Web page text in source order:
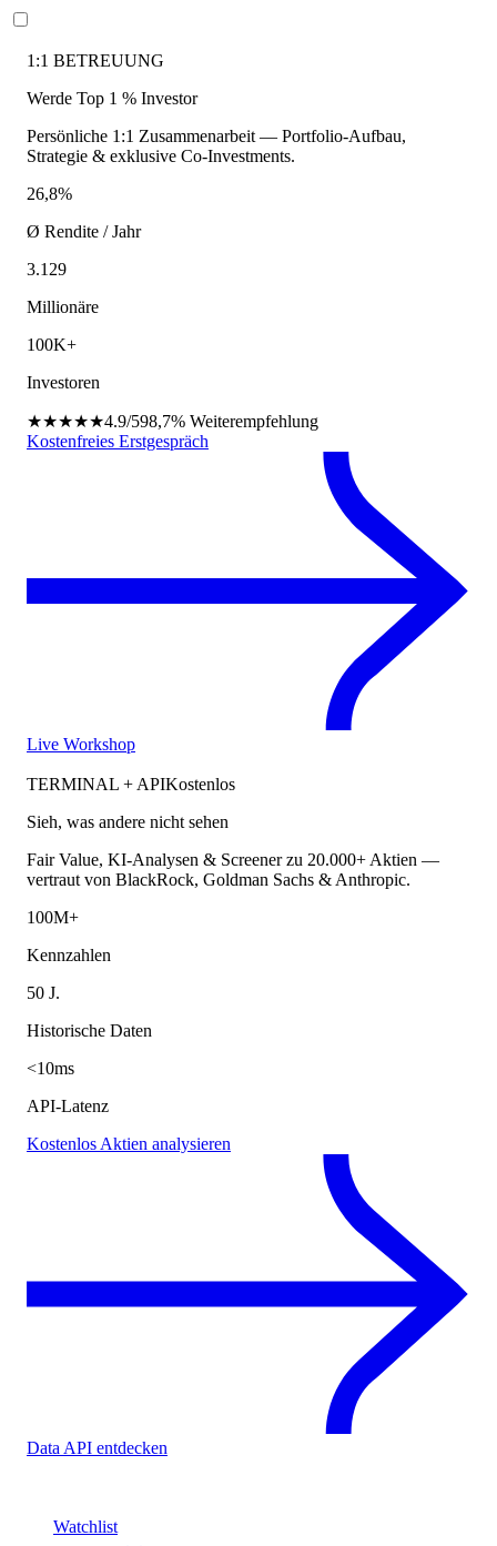
1:1 BETREUUNG
Werde Top 1 % Investor
Persönliche 1:1 Zusammenarbeit — Portfolio-Aufbau,
Strategie & exklusive Co-Investments.
26,8%
Ø Rendite / Jahr
3.129
Millionäre
100K+
Investoren
★★★★★4.9/598,7% Weiterempfehlung
Kostenfreies Erstgespräch
Live Workshop
TERMINAL + APIKostenlos
Sieh, was andere nicht sehen
Fair Value, KI-Analysen & Screener zu 20.000+ Aktien —
vertraut von BlackRock, Goldman Sachs & Anthropic.
100M+
Kennzahlen
50 J.
Historische Daten
<10ms
API-Latenz
Kostenlos Aktien analysieren
Data API entdecken
Watchlist